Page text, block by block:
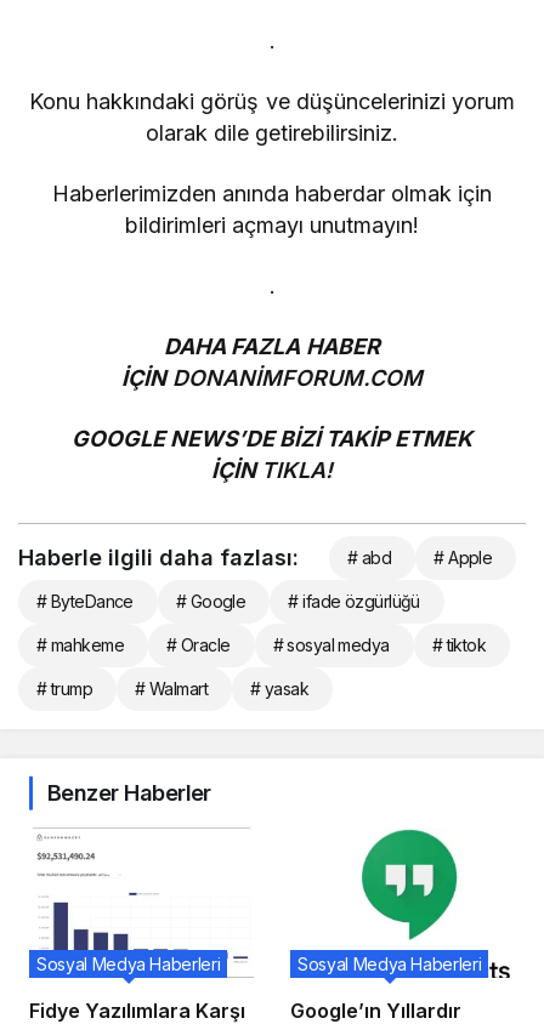
.
Konu hakkındaki görüş ve düşüncelerinizi yorum
olarak dile getirebilirsiniz.
Haberlerimizden anında haberdar olmak için
bildirimleri açmayı unutmayın!
.
DAHA FAZLA HABER
İÇİNDONANİMFORUM.COM
GOOGLE NEWS’DE BİZİ TAKİP ETMEK
İÇİN TIKLA!
Haberle ilgili daha fazlası: # abd # Apple
# ByteDance # Google # ifade özgürlüğü
# mahkeme # Oracle # sosyal medya # tiktok
# trump # Walmart # yasak
Benzer Haberler
Fidye Yazılımlara Karşı
Sosyal Medya Haberleri
Google’ın Yıllardır
Sosyal Medya Haberleri